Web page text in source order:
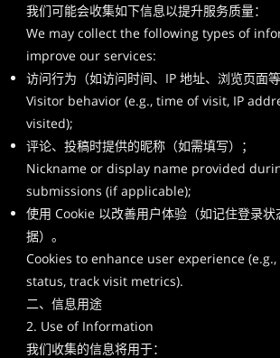
我们可能会收集如下信息以提升服务质量：
We may collect the following types of
improve our services:
访问行为（如访问时间、IP 地址、浏览页面等
Visitor behavior (e.g., time of visit, IP
visited);
评论、投稿时提供的昵称（如需填写）；
Nickname or display name provided
submissions (if applicable);
使用 Cookie 以改善用户体验（如记住登录
据）。
Cookies to enhance user experience
status, track visit metrics).
二、信息用途
2. Use of Information
我们收集的信息将用于：